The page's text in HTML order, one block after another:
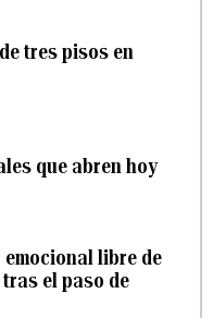
tres pisos en
que abren hoy
libre de
el paso de